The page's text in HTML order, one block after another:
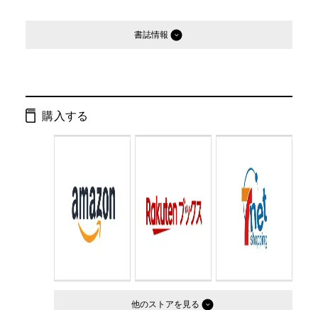
書誌情報
ISBN： 9784877287962
判型：
購入する
他のストア